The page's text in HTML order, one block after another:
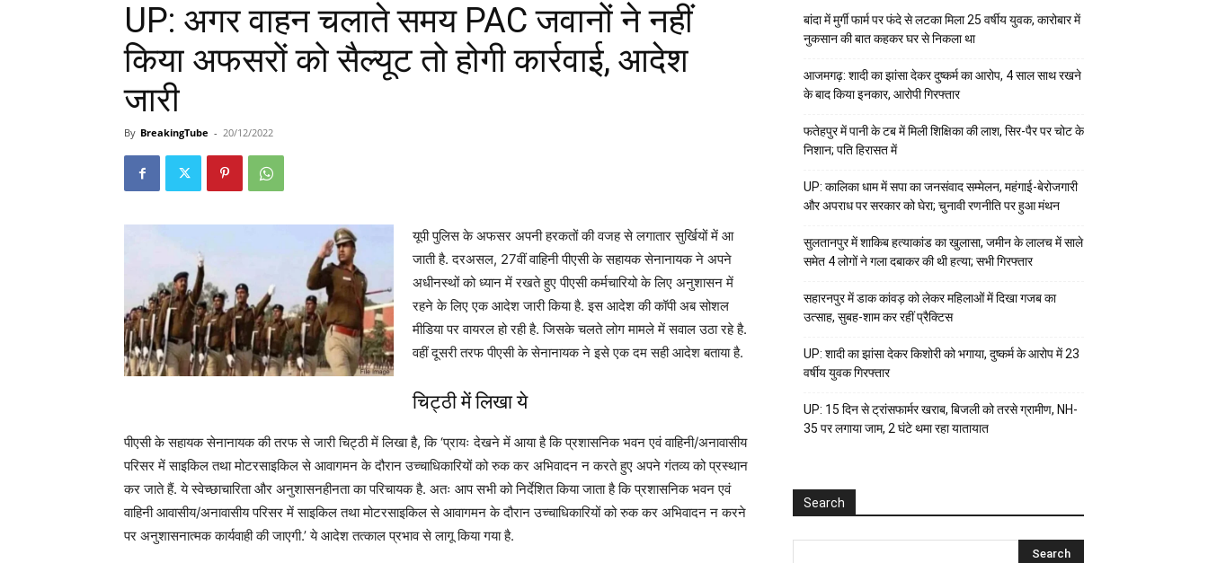
UP: अगर वाहन चलाते समय PAC जवानों ने नहीं
किया अफसरों को सैल्यूट तो होगी कार्रवाई, आदेश
जारी
By BreakingTube - 20/12/2022
यूपी पुलिस के अफसर अपनी हरकतों की वजह से लगातार सुर्खियों में आ
जाती है. दरअसल, 27वीं वाहिनी पीएसी के सहायक सेनानायक ने अपने
अधीनस्थों को ध्यान में रखते हुए पीएसी कर्मचारियो के लिए अनुशासन में
रहने के लिए एक आदेश जारी किया है. इस आदेश की कॉपी अब सोशल
मीडिया पर वायरल हो रही है. जिसके चलते लोग मामले में सवाल उठा रहे है.
वहीं दूसरी तरफ पीएसी के सेनानायक ने इसे एक दम सही आदेश बताया है.
चिट्ठी में लिखा ये
पीएसी के सहायक सेनानायक की तरफ से जारी चिट्ठी में लिखा है, कि ‘प्रायः देखने में आया है कि प्रशासनिक भवन एवं वाहिनी/अनावासीय
परिसर में साइकिल तथा मोटरसाइकिल से आवागमन के दौरान उच्चाधिकारियों को रुक कर अभिवादन न करते हुए अपने गंतव्य को प्रस्थान
कर जाते हैं. ये स्वेच्छाचारिता और अनुशासनहीनता का परिचायक है. अतः आप सभी को निर्देशित किया जाता है कि प्रशासनिक भवन एवं
वाहिनी आवासीय/अनावासीय परिसर में साइकिल तथा मोटरसाइकिल से आवागमन के दौरान उच्चाधिकारियों को रुक कर अभिवादन न करने
पर अनुशासनात्मक कार्यवाही की जाएगी.’ ये आदेश तत्काल प्रभाव से लागू किया गया है.
बांदा में मुर्गी फार्म पर फंदे से लटका मिला 25 वर्षीय युवक, कारोबार में
नुकसान की बात कहकर घर से निकला था
आजमगढ़: शादी का झांसा देकर दुष्कर्म का आरोप, 4 साल साथ रखने
के बाद किया इनकार, आरोपी गिरफ्तार
फतेहपुर में पानी के टब में मिली शिक्षिका की लाश, सिर-पैर पर चोट के
निशान; पति हिरासत में
UP: कालिका धाम में सपा का जनसंवाद सम्मेलन, महंगाई-बेरोजगारी
और अपराध पर सरकार को घेरा; चुनावी रणनीति पर हुआ मंथन
सुलतानपुर में शाकिब हत्याकांड का खुलासा, जमीन के लालच में साले
समेत 4 लोगों ने गला दबाकर की थी हत्या; सभी गिरफ्तार
सहारनपुर में डाक कांवड़ को लेकर महिलाओं में दिखा गजब का
उत्साह, सुबह-शाम कर रहीं प्रैक्टिस
UP: शादी का झांसा देकर किशोरी को भगाया, दुष्कर्म के आरोप में 23
वर्षीय युवक गिरफ्तार
UP: 15 दिन से ट्रांसफार्मर खराब, बिजली को तरसे ग्रामीण, NH-
35 पर लगाया जाम, 2 घंटे थमा रहा यातायात
Search